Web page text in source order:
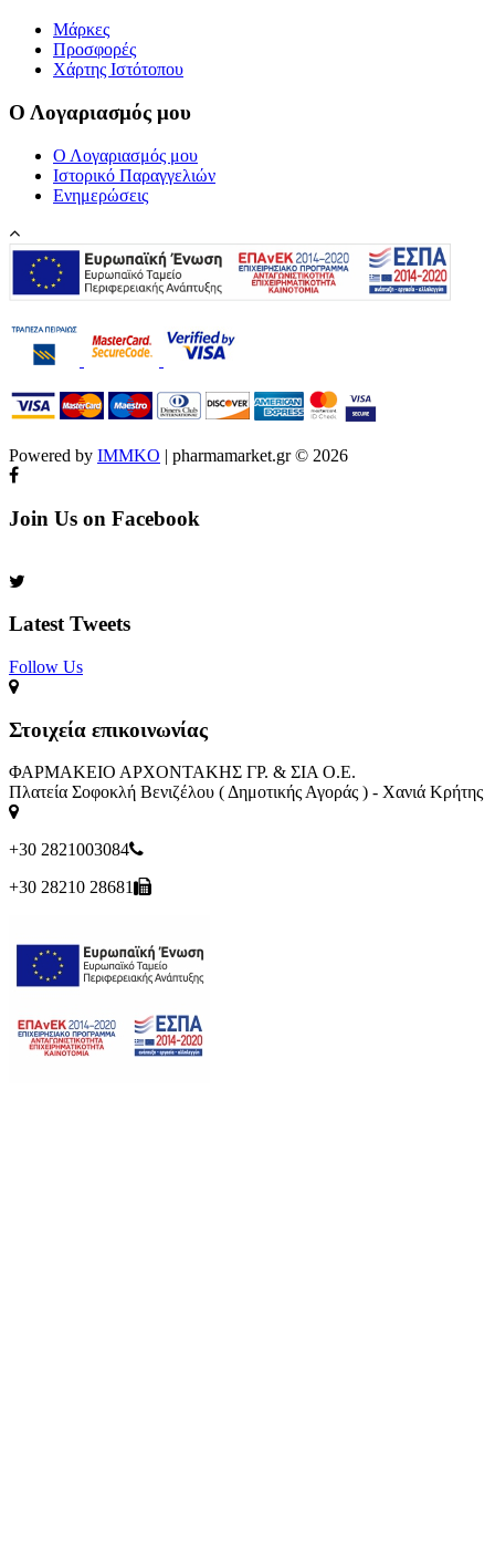
Μάρκες
Προσφορές
Χάρτης Ιστότοπου
Ο Λογαριασμός μου
Ο Λογαριασμός μου
Ιστορικό Παραγγελιών
Ενημερώσεις
Powered by IMMKO | pharmamarket.gr © 2026
Join Us on Facebook
Latest Tweets
Follow Us​
Στοιχεία επικοινωνίας
ΦΑΡΜΑΚΕΙΟ ΑΡΧΟΝΤΑΚΗΣ ΓΡ. & ΣΙΑ Ο.Ε.
Πλατεία Σοφοκλή Βενιζέλου ( Δημοτικής Αγοράς ) - Χανιά Κρήτης
+30 2821003084
+30 28210 28681